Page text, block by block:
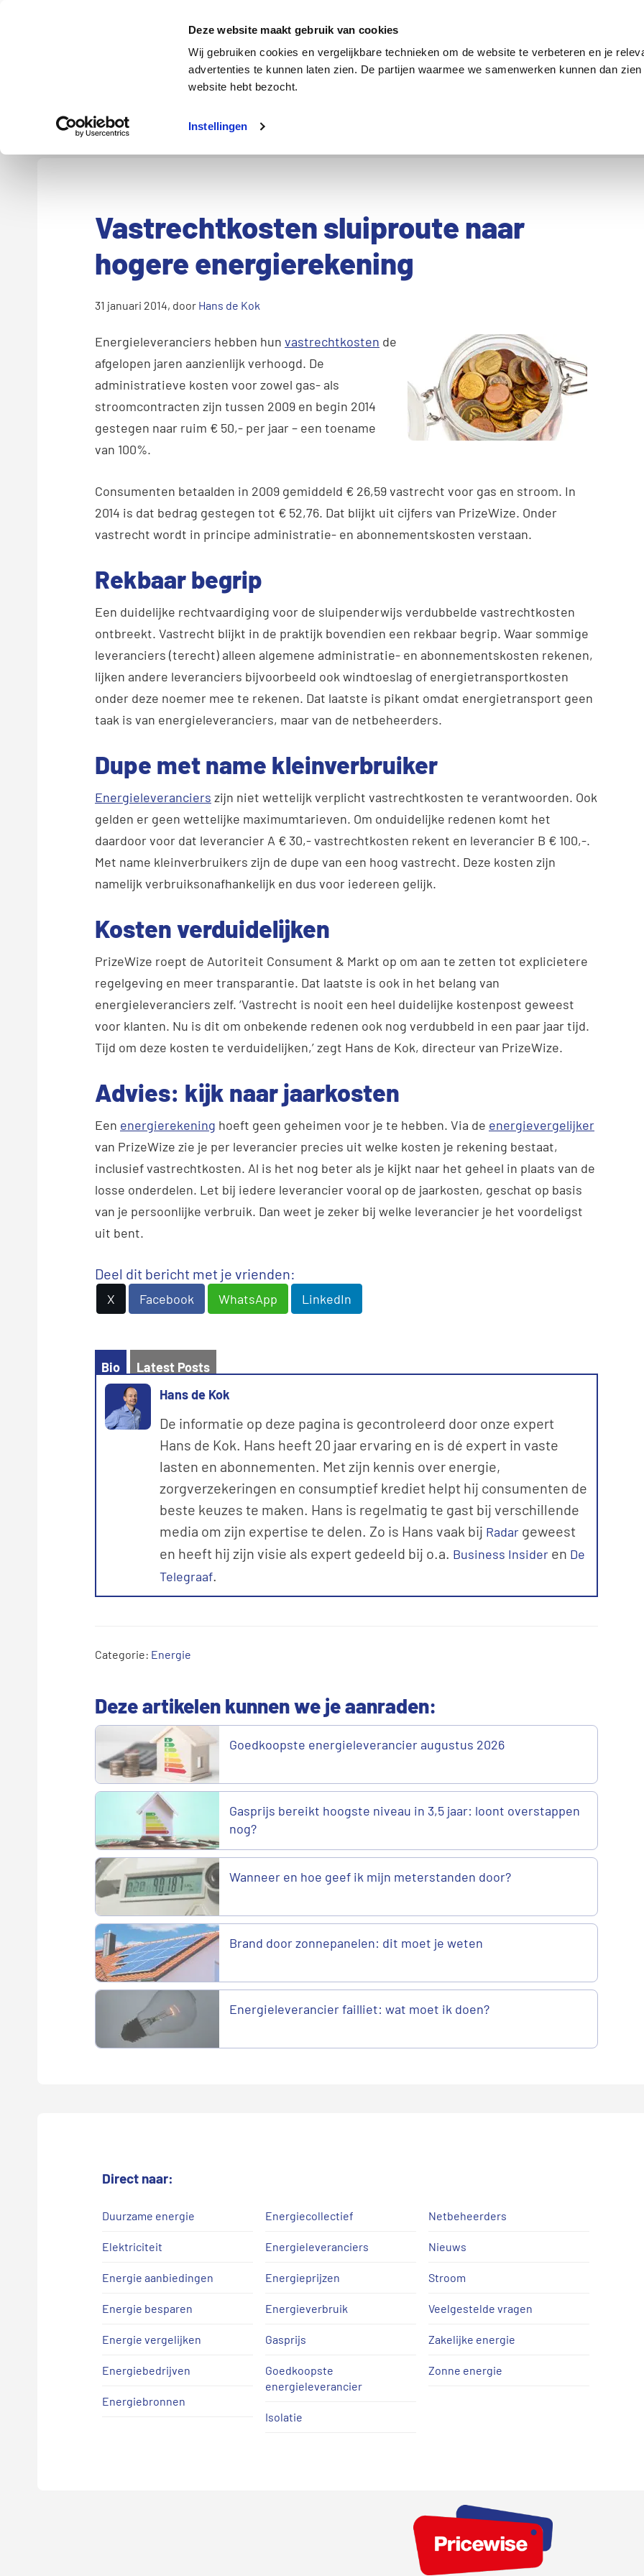
Deze website maakt gebruik van cookies
Wij gebruiken cookies en vergelijkbare technieken om de website te verbeteren en je
advertenties te kunnen laten zien. De partijen waarmee we samenwerken kunnen dan
website hebt bezocht.
Instellingen
Energie Verzekeringen Internet en tv
Energie Autoverzekering
Vastrechtkosten sluiproute naar
hogere energierekening
31 januari 2014, door Hans de Kok
Energieleveranciers hebben hun vastrechtkosten de
afgelopen jaren aanzienlijk verhoogd. De
administratieve kosten voor zowel gas- als
stroomcontracten zijn tussen 2009 en begin 2014
gestegen naar ruim € 50,- per jaar – een toename
van 100%.
Consumenten betaalden in 2009 gemiddeld € 26,59 vastrecht voor gas en stroom. In
2014 is dat bedrag gestegen tot € 52,76. Dat blijkt uit cijfers van PrizeWize. Onder
vastrecht wordt in principe administratie- en abonnementskosten verstaan.
Rekbaar begrip
Een duidelijke rechtvaardiging voor de sluipenderwijs verdubbelde vastrechtkosten
ontbreekt. Vastrecht blijkt in de praktijk bovendien een rekbaar begrip. Waar sommige
leveranciers (terecht) alleen algemene administratie- en abonnementskosten rekenen,
lijken andere leveranciers bijvoorbeeld ook windtoeslag of energietransportkosten
onder deze noemer mee te rekenen. Dat laatste is pikant omdat energietransport geen
taak is van energieleveranciers, maar van de netbeheerders.
Dupe met name kleinverbruiker
Energieleveranciers zijn niet wettelijk verplicht vastrechtkosten te verantwoorden. Ook
gelden er geen wettelijke maximumtarieven. Om onduidelijke redenen komt het
daardoor voor dat leverancier A € 30,- vastrechtkosten rekent en leverancier B € 100,-.
Met name kleinverbruikers zijn de dupe van een hoog vastrecht. Deze kosten zijn
namelijk verbruiksonafhankelijk en dus voor iedereen gelijk.
Kosten verduidelijken
PrizeWize roept de Autoriteit Consument & Markt op om aan te zetten tot explicietere
regelgeving en meer transparantie. Dat laatste is ook in het belang van
energieleveranciers zelf. ‘Vastrecht is nooit een heel duidelijke kostenpost geweest
voor klanten. Nu is dit om onbekende redenen ook nog verdubbeld in een paar jaar tijd.
Tijd om deze kosten te verduidelijken,’ zegt Hans de Kok, directeur van PrizeWize.
Advies: kijk naar jaarkosten
Een energierekening hoeft geen geheimen voor je te hebben. Via de energievergelijker
van PrizeWize zie je per leverancier precies uit welke kosten je rekening bestaat,
inclusief vastrechtkosten. Al is het nog beter als je kijkt naar het geheel in plaats van de
losse onderdelen. Let bij iedere leverancier vooral op de jaarkosten, geschat op basis
van je persoonlijke verbruik. Dan weet je zeker bij welke leverancier je het voordeligst
uit bent.
Deel dit bericht met je vrienden:
X Facebook WhatsApp LinkedIn
Bio
Latest Posts
Hans de Kok
De informatie op deze pagina is gecontroleerd door onze expert
Hans de Kok. Hans heeft 20 jaar ervaring en is dé expert in vaste
lasten en abonnementen. Met zijn kennis over energie,
zorgverzekeringen en consumptief krediet helpt hij consumenten de
beste keuzes te maken. Hans is regelmatig te gast bij verschillende
media om zijn expertise te delen. Zo is Hans vaak bij Radar geweest
en heeft hij zijn visie als expert gedeeld bij o.a. Business Insider en De
Telegraaf.
Categorie: Energie
Deze artikelen kunnen we je aanraden:
Goedkoopste energieleverancier augustus 2026
Gasprijs bereikt hoogste niveau in 3,5 jaar: loont overstappen
nog?
Wanneer en hoe geef ik mijn meterstanden door?
Brand door zonnepanelen: dit moet je weten
Energieleverancier failliet: wat moet ik doen?
Direct naar:
Duurzame energie
Elektriciteit
Energie aanbiedingen
Energie besparen
Energie vergelijken
Energiebedrijven
Energiebronnen
Energiecollectief
Energieleveranciers
Energieprijzen
Energieverbruik
Gasprijs
Goedkoopste
energieleverancier
Isolatie
Netbeheerders
Nieuws
Stroom
Veelgestelde vragen
Zakelijke energie
Zonne energie